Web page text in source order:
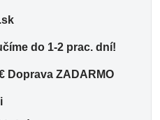
do 1-2 prac​. dní!
Doprava ZADARMO